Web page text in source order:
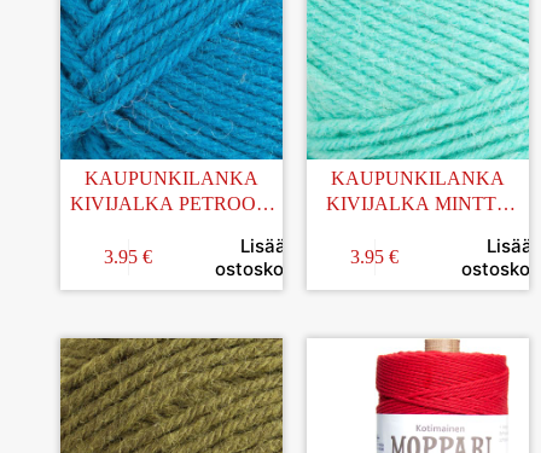
KAUPUNKILANKA
KIVIJALKA PETROOLI
3.95 €
Lisää
ostoskoriin
KAUPUNKILANKA
KIVIJALKA MINTTU
3.95 €
Lisää